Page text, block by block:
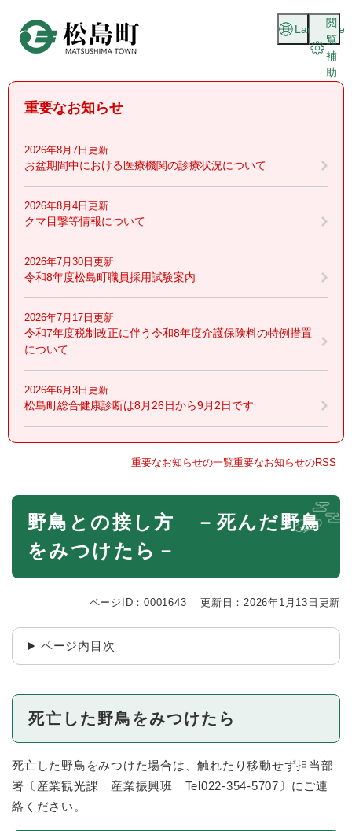
頭
閲
覧
補
助
Language
重要なお知らせ
2026年8月7日更新
お盆期間中における医療機関の診療状況について
2026年8月4日更新
クマ目撃等情報について
2026年7月30日更新
令和8年度松島町職員採用試験案内
2026年7月17日更新
令和7年度税制改正に伴う令和8年度介護保険料の特例措置
について
2026年6月3日更新
松島町総合健康診断は8月26日から9月2日です
重要なお知らせの一覧重要なお知らせのRSS
本
野鳥との接し方 －死んだ野鳥
をみつけたら－
ページID：0001643 更新日：2026年1月13日更新
ページ内目次
死亡した野鳥をみつけたら
死亡した野鳥をみつけた場合は、触れたり移動せず担当部
署〔産業観光課 産業振興班 Tel022-354-5707〕にご連
絡ください。